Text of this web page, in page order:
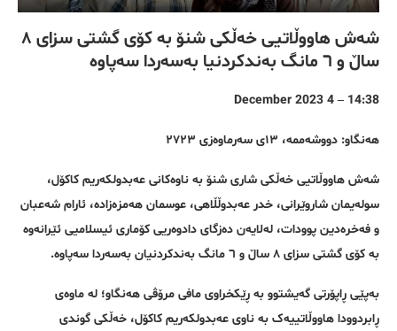
شەش هاووڵاتیی خەڵکی شنۆ بە کۆی گشتی سزای ٨
ساڵ و ٦ مانگ بەندکردنیا بەسەردا سەپاوە
14:38 – 4 December 2023
هەنگاو: دووشەممە، ١٣ی سەرماوەزی ٢٧٢٣
شەش هاووڵاتیی خەڵکی شاری شنۆ بە ناوەکانی عەبدولکەریم کاکۆل،
سولەیمان شاروێرانی، خدر عەبدوڵڵاهی، عوسمان هەمزەزادە، ئارام شەعبان
و فەخرەدین پوودات، لەلایەن دەزگای دادوەریی کۆماری ئیسلامیی ئێرانەوە
بە کۆی گشتی سزای ٨ ساڵ و ٦ مانگ بەندکردنیان بەسەردا سەپاوە.
بەپێی ڕاپۆرتی گەیشتوو بە ڕێکخراوی مافی مرۆڤی هەنگاو؛ لە ماوەی
ڕابردوودا هاووڵاتییەک بە ناوی عەبدولکەریم کاکۆل، خەڵکی گوندی